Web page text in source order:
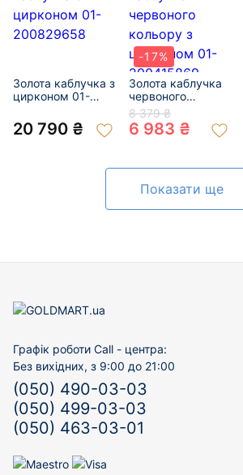
Золота каблучка з
цирконом 01-
20 790 ₴
-17%
Золота каблучка
червоного
кольору з
цирконом 01-
200415869
8 379 ₴
6 983 ₴
Показати ще
Графік роботи Call - центра:
Без вихідних, з 9:00 до 21:00
(050) 490-03-03
(050) 499-03-03
(050) 463-03-01